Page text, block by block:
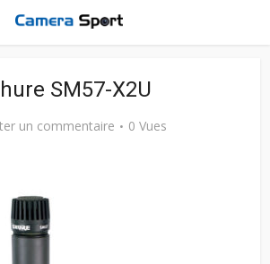
SM57-X2U
un commentaire 0 Vues